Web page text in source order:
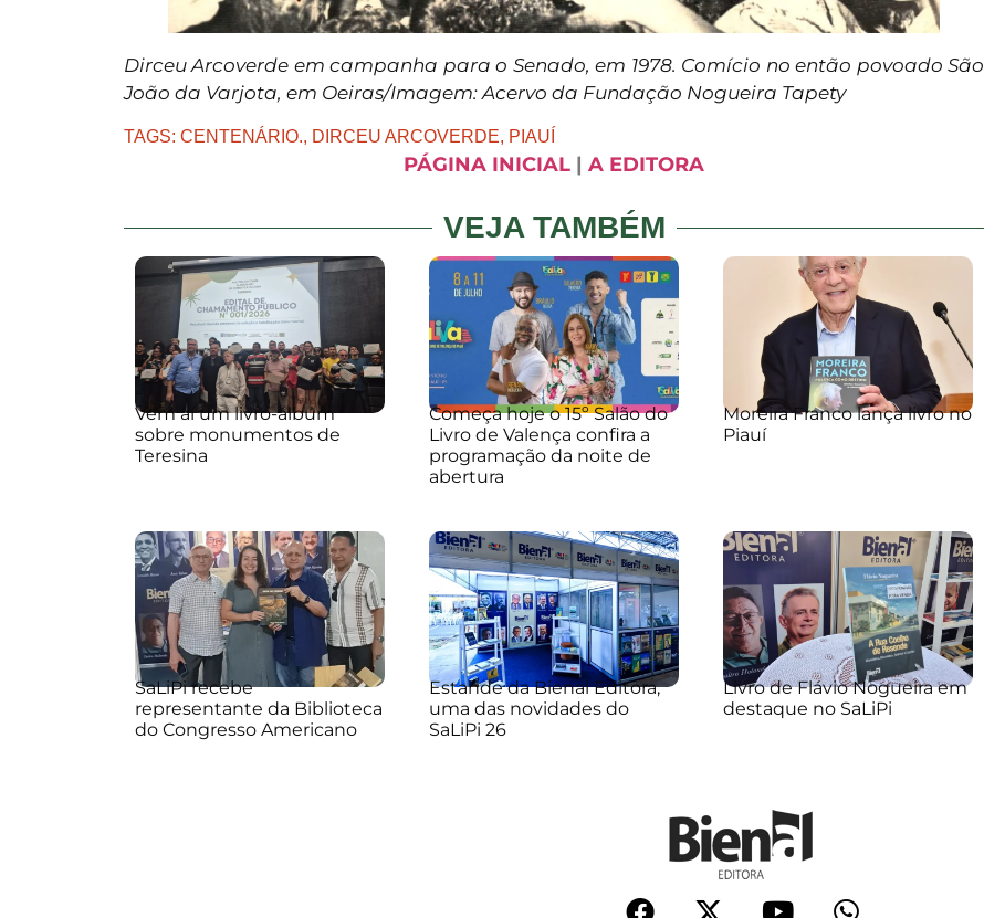
Dirceu Arcoverde em campanha para o Senado, em 1978. Comício no então povoado São
João da Varjota, em Oeiras/Imagem: Acervo da Fundação Nogueira Tapety
TAGS: CENTENÁRIO., DIRCEU ARCOVERDE, PIAUÍ
PÁGINA INICIAL | A EDITORA
VEJA TAMBÉM
Vem aí um livro-álbum
sobre monumentos de
Teresina
Começa hoje o 15º Salão do
Livro de Valença confira a
programação da noite de
abertura
Moreira Franco lança livro no
Piauí
SaLiPi recebe
representante da Biblioteca
do Congresso Americano
Estande da Bienal Editora,
uma das novidades do
SaLiPi 26
Livro de Flávio Nogueira em
destaque no SaLiPi